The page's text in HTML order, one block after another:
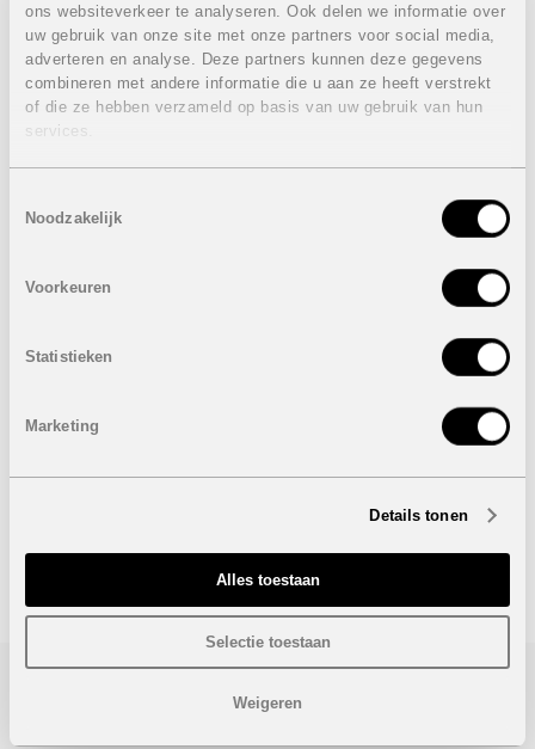
ons websiteverkeer te analyseren. Ook delen we informatie over
uw gebruik van onze site met onze partners voor social media,
adverteren en analyse. Deze partners kunnen deze gegevens
combineren met andere informatie die u aan ze heeft verstrekt
of die ze hebben verzameld op basis van uw gebruik van hun
services.
Noodzakelijk
Voorkeuren
Statistieken
Marketing
Details tonen
Alles toestaan
Selectie toestaan
Weigeren
Kortom volop genieten & dit met eerste lijn golfzicht!
Eigenschappen penthouse appartement:
Penthouse: appartement met een extra dakterras van
57m²
Oppervlakte bebouwd: 78m²
Terras aan de leefruimte met zicht op golf: 16m² met
Dakterras: 57m² met panorama zichten en altijd zon!
Bovengrondse autostaanplaats
Prijs:
Wil u deze zomer en najaar al genieten, wacht dan niet
om contact met ons op te nemen! We plannen graag een
Onder voorbehoud van eventuele prijswijzigingen.
STUUR NAAR EEN VRIEND
Bezoek/infoaanvraag